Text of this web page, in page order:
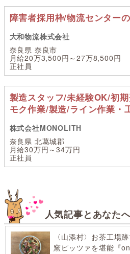
障害者採用枠/物流センター
大和物流株式会社
奈良県 奈良市
月給20万3,500円～27万8,500円
正社員
製造スタッフ/未経験OK/初
モク作業/製造/ライン作業・
株式会社MONOLITH
奈良県 北葛城郡
月給30万円～34万円
正社員
人気記事とあなた
〈山添村〉お茶工場
窯ピッツァを堪能『